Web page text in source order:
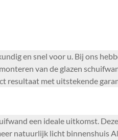
en snel voor u. Bij ons
van de glazen
resultaat met uitstekende
een ideale uitkomst.
natuurlijk licht binnenshuis